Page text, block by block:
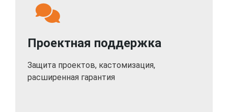
Проектная поддержка
Защита проектов, кастомизация,
расширенная гарантия